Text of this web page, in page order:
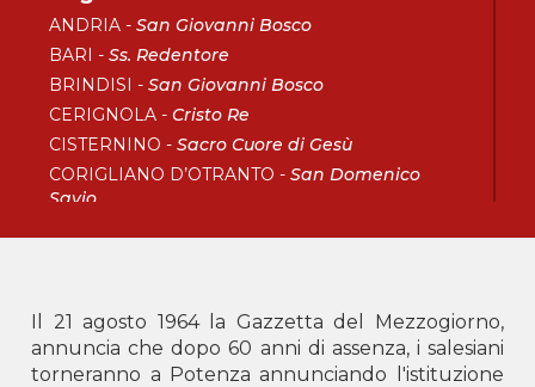
ANDRIA -San Giovanni Bosco
BARI -Ss. Redentore
BRINDISI -San Giovanni Bosco
CERIGNOLA -Cristo Re
CISTERNINO -Sacro Cuore di Gesù
CORIGLIANO D’OTRANTO -San Domenico
Savio
TARANTO - San Giovanni Bosco
Calabria
Il 21 agosto 1964 la Gazzetta del Mezzogiorno,
annuncia che dopo 60 anni di assenza, i salesiani
torneranno a Potenza annunciando l'istituzione